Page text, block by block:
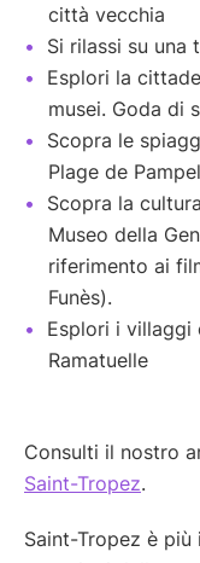
città vecchia
Si rilassi su una
Esplori la
musei. Goda di
Scopra le
Plage de
Scopra la
Museo della
riferimento ai
Funès).
Esplori i villaggi
Ramatuelle
Consulti il nostro
Saint-Tropez.
Saint-Tropez è